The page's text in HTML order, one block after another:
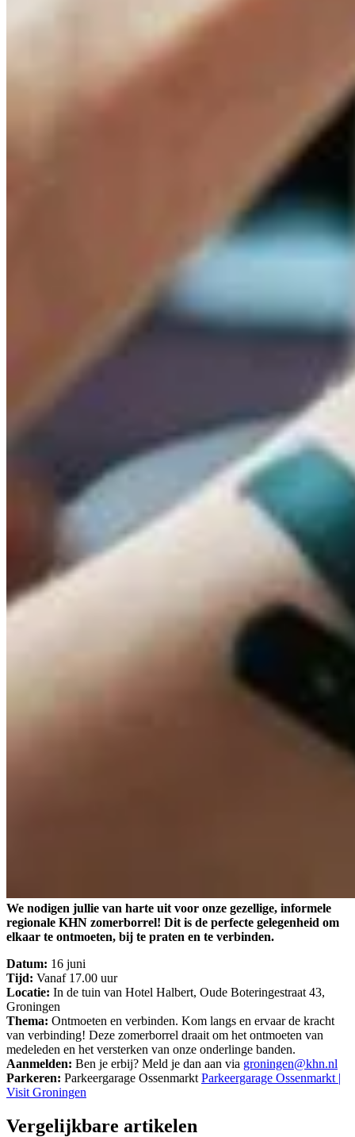
We nodigen jullie van harte uit voor onze gezellige, informele
regionale KHN zomerborrel! Dit is de perfecte gelegenheid om
elkaar te ontmoeten, bij te praten en te verbinden.
Datum: 16 juni
Tijd: Vanaf 17.00 uur
Locatie: In de tuin van Hotel Halbert, Oude Boteringestraat 43,
Groningen
Thema: Ontmoeten en verbinden. Kom langs en ervaar de kracht
van verbinding! Deze zomerborrel draait om het ontmoeten van
medeleden en het versterken van onze onderlinge banden.
Aanmelden: Ben je erbij? Meld je dan aan via groningen@khn.nl
Parkeren: Parkeergarage Ossenmarkt Parkeergarage Ossenmarkt |
Visit Groningen
Vergelijkbare artikelen